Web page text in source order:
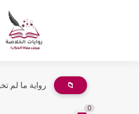
📁 رواية ما لم
0